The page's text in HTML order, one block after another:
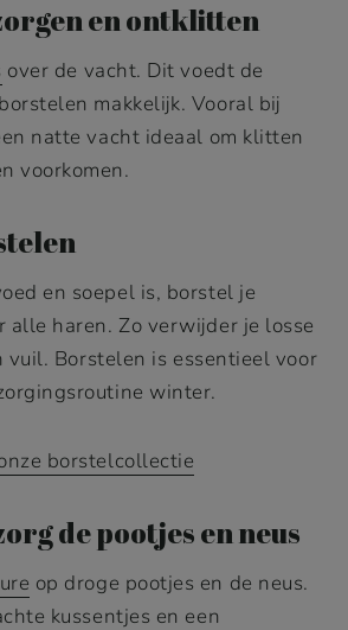
en ontklitten
over de vacht. Dit voedt de
makkelijk. Vooral bij
natte vacht ideaal om klitten
voorkomen.
en soepel is, borstel je
alle haren. Zo verwijder je losse
vuil. Borstelen is essentieel voor
winter.
borstelcollectie
de pootjes en neus
op droge pootjes en de neus.
kussentjes en een